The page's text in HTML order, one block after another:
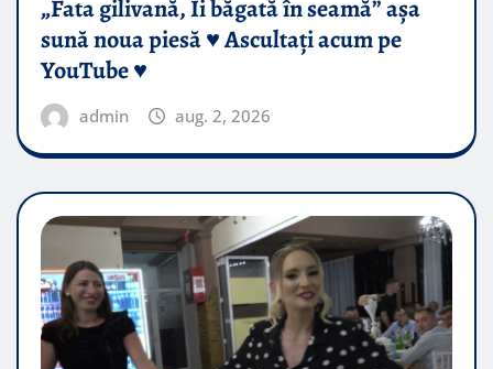
„Fata gilivană, Îi băgată în seamă” așa
sună noua piesă ♥️ Ascultați acum pe
YouTube ♥️
admin aug. 2, 2026